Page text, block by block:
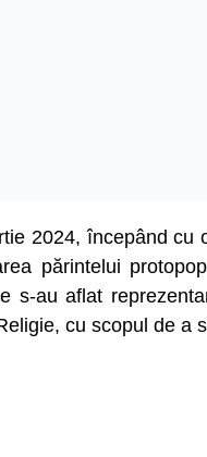
2024, începând cu
părintelui
s-au aflat
cu scopul de a